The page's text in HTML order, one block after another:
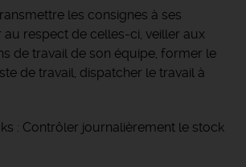
les consignes à ses
au respect de celles-ci, veiller aux
de travail de son équipe, former le
de travail, dispatcher le travail à
: Contrôler journalièrement le stock